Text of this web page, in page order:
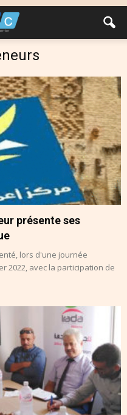
présente ses
lors d'une journée
2022, avec la participation de